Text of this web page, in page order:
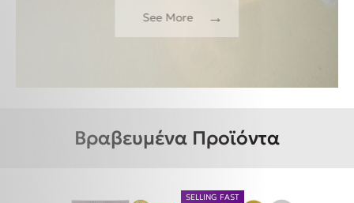
See More →
Βραβευμένα Προϊόντα
SELLING FAST